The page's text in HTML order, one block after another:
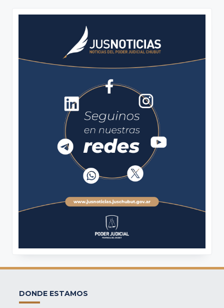
DONDE ESTAMOS